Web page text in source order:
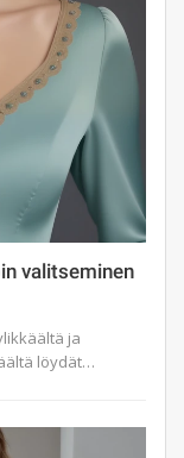
valitseminen
ja
löydät…